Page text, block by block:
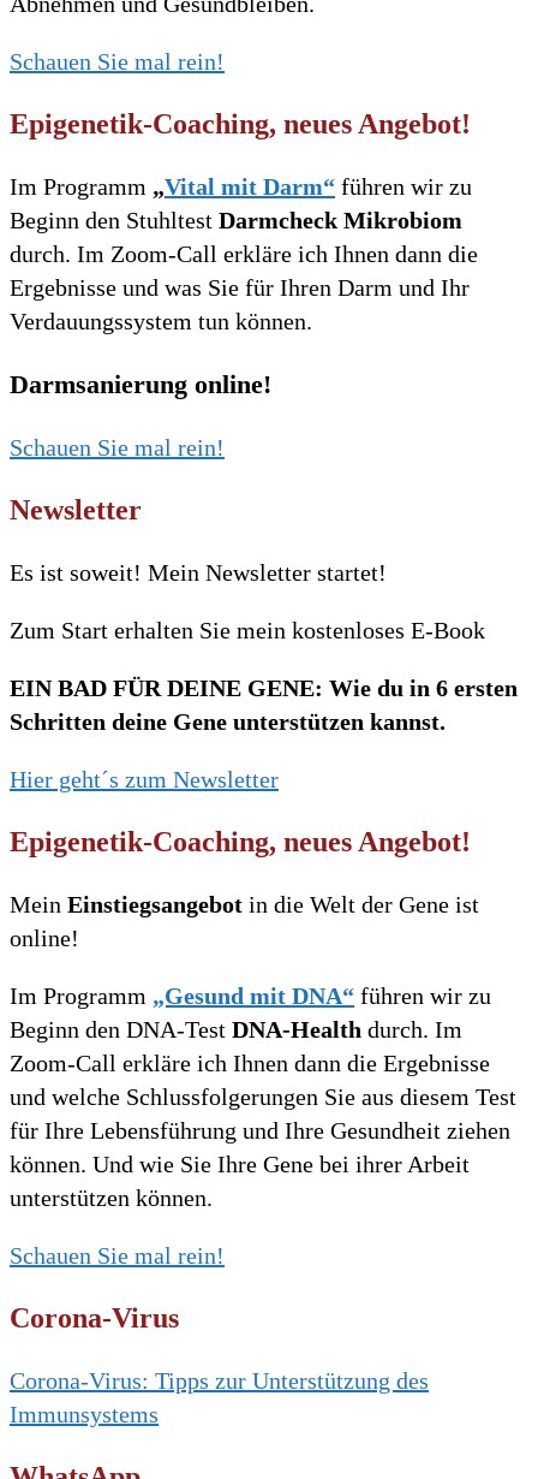
Schauen Sie mal rein!
Epigenetik-Coaching, neues Angebot!
Im Programm „Vital mit Darm“ führen wir zu
Beginn den Stuhltest Darmcheck Mikrobiom
durch. Im Zoom-Call erkläre ich Ihnen dann die
Ergebnisse und was Sie für Ihren Darm und Ihr
Verdauungssystem tun können.
Darmsanierung online!
Schauen Sie mal rein!
Newsletter
Es ist soweit! Mein Newsletter startet!
Zum Start erhalten Sie mein kostenloses E-Book
EIN BAD FÜR DEINE GENE: Wie du in 6 ersten
Schritten deine Gene unterstützen kannst.
Hier geht´s zum Newsletter
Epigenetik-Coaching, neues Angebot!
Mein Einstiegsangebot in die Welt der Gene ist
online!
Im Programm „Gesund mit DNA“ führen wir zu
Beginn den DNA-Test DNA-Health durch. Im
Zoom-Call erkläre ich Ihnen dann die Ergebnisse
und welche Schlussfolgerungen Sie aus diesem Test
für Ihre Lebensführung und Ihre Gesundheit ziehen
können. Und wie Sie Ihre Gene bei ihrer Arbeit
unterstützen können.
Schauen Sie mal rein!
Corona-Virus
Corona-Virus: Tipps zur Unterstützung des
Immunsystems